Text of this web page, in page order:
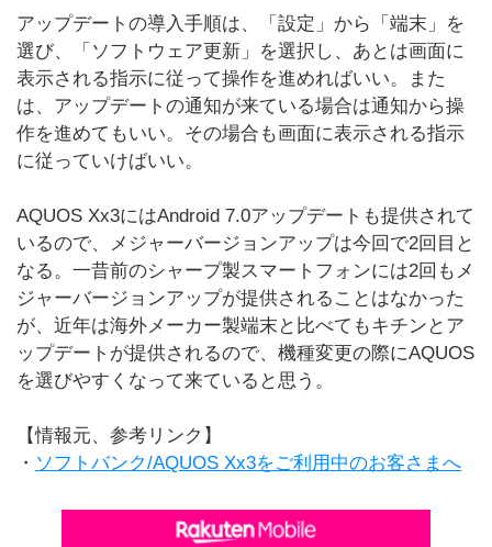
アップデートの導入手順は、「設定」から「端末」を
選び、「ソフトウェア更新」を選択し、あとは画面に
表示される指示に従って操作を進めればいい。また
は、アップデートの通知が来ている場合は通知から操
作を進めてもいい。その場合も画面に表示される指示
に従っていけばいい。
AQUOS Xx3にはAndroid 7.0アップデートも提供されて
いるので、メジャーバージョンアップは今回で2回目と
なる。一昔前のシャープ製スマートフォンには2回もメ
ジャーバージョンアップが提供されることはなかった
が、近年は海外メーカー製端末と比べてもキチンとア
ップデートが提供されるので、機種変更の際にAQUOS
を選びやすくなって来ていると思う。
【情報元、参考リンク】
・ ソフトバンク/AQUOS Xx3をご利用中のお客さまへ